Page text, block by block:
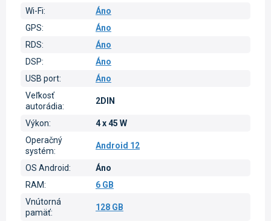
Wi-Fi:
Áno
GPS:
Áno
RDS:
Áno
DSP:
Áno
USB port:
Áno
Veľkosť
autorádia:
2DIN
Výkon:
4 x 45 W
Operačný
systém:
Android 12
OS Android:
Áno
RAM:
6 GB
Vnútorná
pamäť:
128 GB